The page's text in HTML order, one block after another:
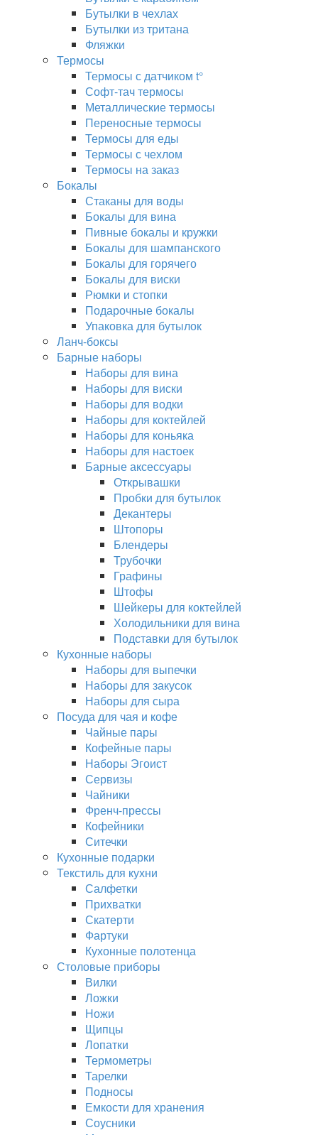
Бутылки в чехлах
Бутылки из тритана
Фляжки
Термосы
Термосы с датчиком t°
Софт-тач термосы
Металлические термосы
Переносные термосы
Термосы для еды
Термосы с чехлом
Термосы на заказ
Бокалы
Стаканы для воды
Бокалы для вина
Пивные бокалы и кружки
Бокалы для шампанского
Бокалы для горячего
Бокалы для виски
Рюмки и стопки
Подарочные бокалы
Упаковка для бутылок
Ланч-боксы
Барные наборы
Наборы для вина
Наборы для виски
Наборы для водки
Наборы для коктейлей
Наборы для коньяка
Наборы для настоек
Барные аксессуары
Открывашки
Пробки для бутылок
Декантеры
Штопоры
Блендеры
Трубочки
Графины
Штофы
Шейкеры для коктейлей
Холодильники для вина
Подставки для бутылок
Кухонные наборы
Наборы для выпечки
Наборы для закусок
Наборы для сыра
Посуда для чая и кофе
Чайные пары
Кофейные пары
Наборы Эгоист
Сервизы
Чайники
Френч-прессы
Кофейники
Ситечки
Кухонные подарки
Текстиль для кухни
Салфетки
Прихватки
Скатерти
Фартуки
Кухонные полотенца
Столовые приборы
Вилки
Ложки
Ножи
Щипцы
Лопатки
Термометры
Тарелки
Подносы
Емкости для хранения
Соусники